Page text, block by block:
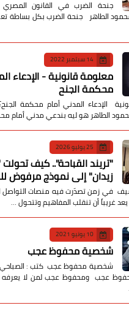
جنحة الضرب في القانون المصري
الطاهر جنحة الضرب بكل بساطة
14 سبتمبر 2022
معلومة قانونية - الإدعاء
محكمة الجنح
الإدعاء المدني أمام محكمة
الطاهر هو ليه بندعي مدني أمام
25 يوليو 2026
​"تريند القباحة".. كيف
زيدان" إلى نموذج مرفوض
​في زمن تصدّرت فيه منصات التواصل
يعد غريباً أن تنقلب المفاهيم وتتحول …
10 يونيو 2021
شخصية محفوظ عجب
شخصية محفوظ عجب كتب :
عجب ومحفوظ عجب لمن لا